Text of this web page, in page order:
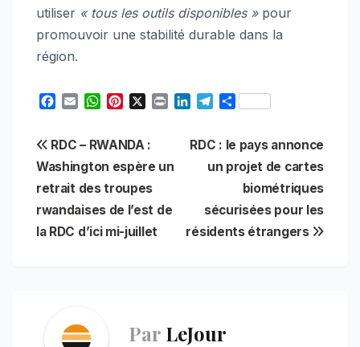
utiliser « tous les outils disponibles »pour
promouvoir une stabilité durable dans la
région.
e
b
o
o
k
i
l
W
t
s
A
p
p
t
e
r
e
s
t
t
k
e
g
m
S
r
e
Navigation
de
l’article
RDC : le pays annonce
un projet de cartes
biométriques
sécurisées pour les
résidents étrangers
RDC – RWANDA :
Washington espère un
retrait des troupes
rwandaises de l’est de
la RDC d’ici mi-juillet
Par LeJour